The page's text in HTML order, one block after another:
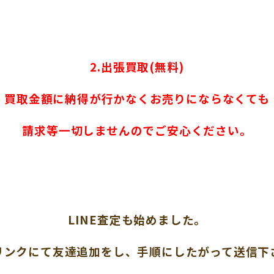
2.出張買取(無料)
買取金額に納得が行かなくお売りにならなくても
請求等一切しませんのでご安心ください。
LINE査定も始めました。
ンクにて友達追加をし、手順にしたがって送信下